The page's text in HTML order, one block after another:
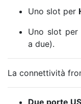
Uno slot per
Uno slot per
a due).
La connettività
Due porte